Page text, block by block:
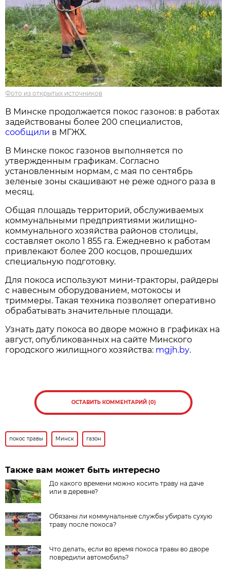
Фото из открытых источников
В Минске продолжается покос газонов: в работах
задействованы более 200 специалистов,
сообщили в МГЖХ.
В Минске покос газонов выполняется по
утвержденным графикам. Согласно
установленным нормам, с мая по сентябрь
зеленые зоны скашивают не реже одного раза в
месяц.
Общая площадь территорий, обслуживаемых
коммунальными предприятиями жилищно-
коммунального хозяйства районов столицы,
составляет около 1 855 га. Ежедневно к работам
привлекают более 200 косцов, прошедших
специальную подготовку.
Для покоса используют мини-тракторы, райдеры
с навесным оборудованием, мотокосы и
триммеры. Такая техника позволяет оперативно
обрабатывать значительные площади.
Узнать дату покоса во дворе можно в графиках на
август, опубликованных на сайте Минского
городского жилищного хозяйства: mgjh.by.
ОСТАВИТЬ КОММЕНТАРИЙ (0)
покос травы Минск газон
Также вам может быть интересно
До какого времени можно косить траву на даче
или в деревне?
Обязаны ли коммунальные службы убирать сухую
траву после покоса?
Что делать, если во время покоса травы во дворе
повредили автомобиль?